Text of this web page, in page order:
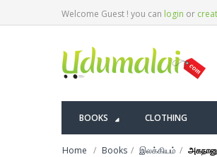
Welcome Guest ! you can login or
BOOKS CLOTHING
Home Books இலக்கியம்